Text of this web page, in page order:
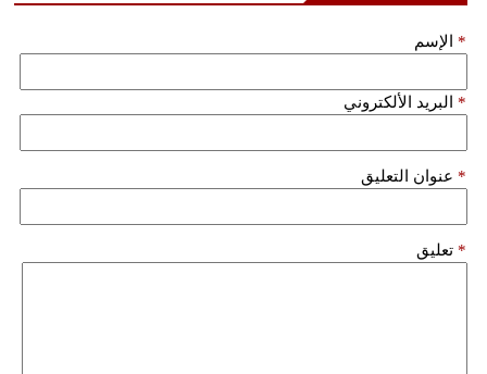
الإسم *
البريد الألكتروني *
عنوان التعليق *
تعليق *